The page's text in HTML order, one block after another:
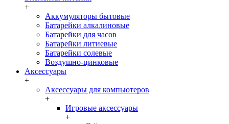
+
Аккумуляторы бытовые
Батарейки алкалиновые
Батарейки для часов
Батарейки литиевые
Батарейки солевые
Воздушно-цинковые
Аксессуары
+
Аксессуары для компьютеров
+
Игровые аксессуары
+